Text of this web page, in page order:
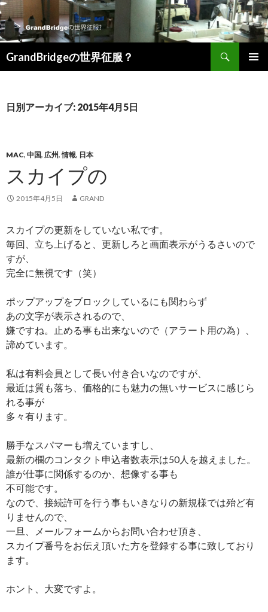
GrandBridgeの世界征服？
日別アーカイブ: 2015年4月5日
MAC, 中国, 広州,情報, 日本
スカイプの
2015年4月5日 GRAND
スカイプの更新をしていない私です。
毎回、立ち上げると、更新しろと画面表示がうるさいので
すが、
完全に無視です（笑）
ポップアップをブロックしているにも関わらず
あの文字が表示されるので、
嫌ですね。止める事も出来ないので（アラート用の為）、
諦めています。
私は有料会員として長い付き合いなのですが、
最近は質も落ち、価格的にも魅力の無いサービスに感じら
れる事が
多々有ります。
勝手なスパマーも増えていますし、
最新の欄のコンタクト申込者数表示は50人を越えました。
誰が仕事に関係するのか、想像する事も
不可能です。
なので、接続許可を行う事もいきなりの新規様では殆ど有
りませんので、
一旦、メールフォームからお問い合わせ頂き、
スカイプ番号をお伝え頂いた方を登録する事に致しており
ます。
ホント、大変ですよ。